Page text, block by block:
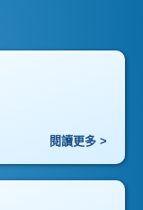
閱讀更多 >